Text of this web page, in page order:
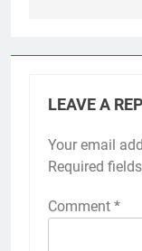
LEAVE A
Your email
Required
Comment *